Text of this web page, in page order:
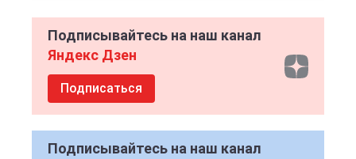
Подписывайтесь на наш канал
Яндекс Дзен
Подписаться
Подписывайтесь на наш канал